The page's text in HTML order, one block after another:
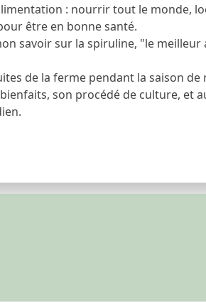
: nourrir tout le monde,
être en bonne santé.
savoir sur la spiruline, "le
de la ferme pendant la saison
son procédé de culture, et